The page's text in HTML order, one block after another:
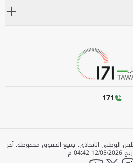
171
الوطني الاتحادي. جميع الحقوق محفوظة.آخر
12/05/2026 04:42 م